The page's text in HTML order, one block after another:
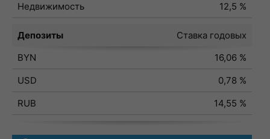
Недвижимость
12,5 %
Депозиты
Ставка годовых
BYN
16,06 %
USD
0,78 %
RUB
14,55 %